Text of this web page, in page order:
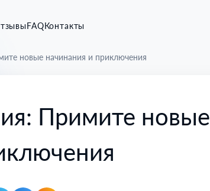
FAQКонтакты
новые начинания и приключения
Примите новые